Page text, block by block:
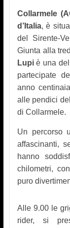
Collarmele
d’Italia, è
del Sirente-
Giunta alla
Lupiè una
partecipate
anno
alle pendici
di Collarmele.
Un percorso
affascinanti,
hanno
chilometri,
puro
Alle 9.00 le
rider, si